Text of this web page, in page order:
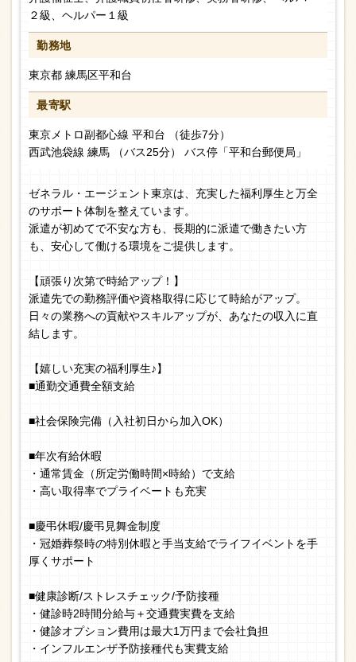
２級、ヘルパー１級
勤務地
東京都 練馬区平和台
最寄駅
東京メトロ副都心線 平和台 （徒歩7分）
西武池袋線 練馬 （バス25分） バス停「平和台郵便局」
ゼネラル・エージェント東京は、充実した福利厚生と万全
のサポート体制を整えています。
派遣が初めてで不安な方も、長期的に派遣で働きたい方
も、安心して働ける環境をご提供します。
【頑張り次第で時給アップ！】
派遣先での勤務評価や資格取得に応じて時給がアップ。
日々の業務への貢献やスキルアップが、あなたの収入に直
結します。
【嬉しい充実の福利厚生♪】
■通勤交通費全額支給
■社会保険完備（入社初日から加入OK）
■年次有給休暇
・通常賃金（所定労働時間×時給）で支給
・高い取得率でプライベートも充実
■慶弔休暇/慶弔見舞金制度
・冠婚葬祭時の特別休暇と手当支給でライフイベントを手
厚くサポート
■健康診断/ストレスチェック/予防接種
・健診時2時間分給与＋交通費実費を支給
・健診オプション費用は最大1万円まで会社負担
・インフルエンザ予防接種代も実費支給